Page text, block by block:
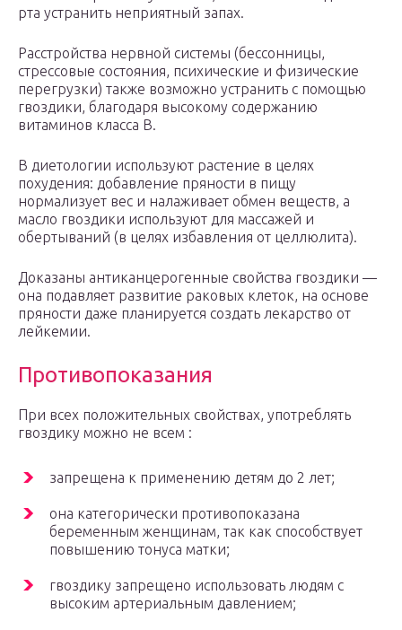
рта устранить неприятный запах.
Расстройства нервной системы (бессонницы,
стрессовые состояния, психические и физические
перегрузки) также возможно устранить с помощью
гвоздики, благодаря высокому содержанию
витаминов класса В.
В диетологии используют растение в целях
похудения: добавление пряности в пищу
нормализует вес и налаживает обмен веществ, а
масло гвоздики используют для массажей и
обертываний (в целях избавления от целлюлита).
Доказаны антиканцерогенные свойства гвоздики —
она подавляет развитие раковых клеток, на основе
пряности даже планируется создать лекарство от
лейкемии.
Противопоказания
При всех положительных свойствах, употреблять
гвоздику можно не всем :
запрещена к применению детям до 2 лет;
она категорически противопоказана
беременным женщинам, так как способствует
повышению тонуса матки;
гвоздику запрещено использовать людям с
высоким артериальным давлением;